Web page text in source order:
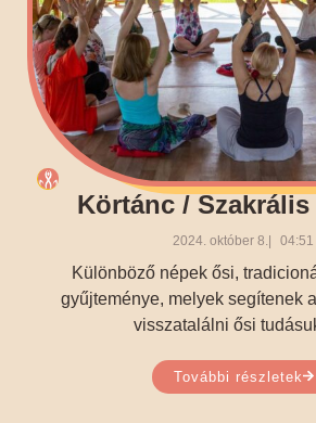
Körtánc /
2024. október 8. 04:51
Különböző népek ősi,
gyűjteménye, melyek segítenek
visszatalálni ősi
További részletek